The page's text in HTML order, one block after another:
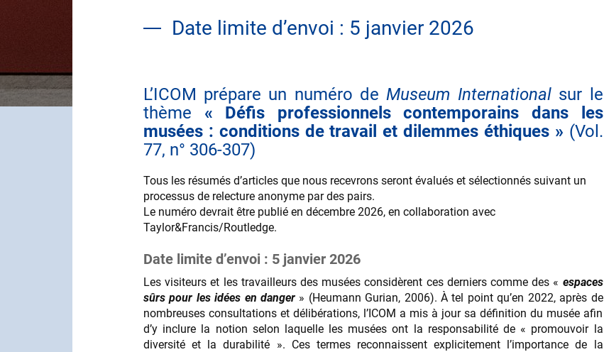
Date limite d’envoi : 5 janvier 2026
Contenu
L’ICOM prépare un numéro de Museum International sur le
thème « Défis professionnels contemporains dans les
musées : conditions de travail et dilemmes éthiques » (Vol.
77, n° 306-307)
Tous les résumés d’articles que nous recevrons seront évalués et sélectionnés suivant un
processus de relecture anonyme par des pairs.
Le numéro devrait être publié en décembre 2026, en collaboration avec
Taylor&Francis/Routledge.
Date limite d’envoi : 5 janvier 2026
Les visiteurs et les travailleurs des musées considèrent ces derniers comme des « espaces
sûrs pour les idées en danger » (Heumann Gurian, 2006). À tel point qu’en 2022, après de
nombreuses consultations et délibérations, l’ICOM a mis à jour sa définition du musée afin
d’y inclure la notion selon laquelle les musées ont la responsabilité de « promouvoir la
diversité et la durabilité ». Ces termes reconnaissent explicitement l’importance de la